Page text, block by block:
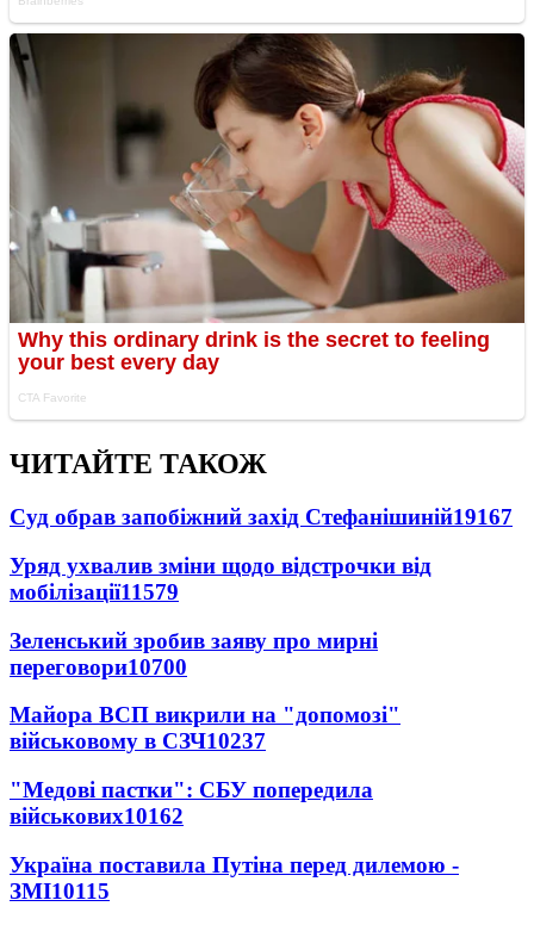
ЧИТАЙТЕ ТАКОЖ
Суд обрав запобіжний захід Стефанішиній19167
Уряд ухвалив зміни щодо відстрочки від
мобілізації11579
Зеленський зробив заяву про мирні
переговори10700
Майора ВСП викрили на "допомозі"
військовому в СЗЧ10237
"Медові пастки": СБУ попередила
військових10162
Україна поставила Путіна перед дилемою -
ЗМІ10115